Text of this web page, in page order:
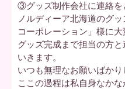
③グッズ制作会社に連絡を
ノルディーア北海道のグ
コーポレーション」様に大
グッズ完成まで担当の方
いきます。
いつも無理なお願いばかり
ここの過程は私自身なか